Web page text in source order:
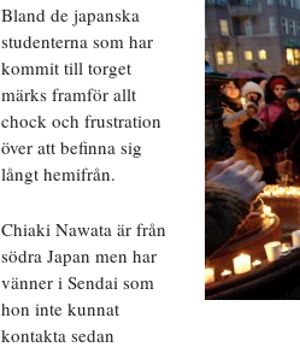
Bland de japanska
studenterna som har
kommit till torget
märks framför allt
chock och frustration
över att befinna sig
långt hemifrån.
Chiaki Nawata är från
södra Japan men har
vänner i Sendai som
hon inte kunnat
kontakta sedan